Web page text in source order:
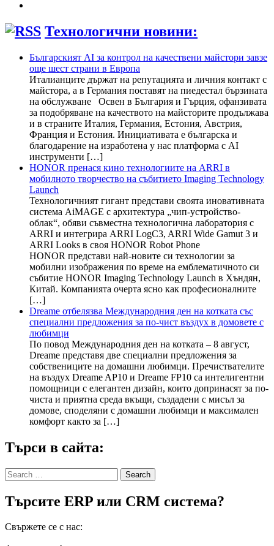
Технологични новини:
Българският AI за контрол на качествени майстори завзе
още шест страни в Европа
Италианците държат на репутацията и личния контакт с
майстора, а в Германия поставят на пиедестал бързината
на обслужване Освен в България и Гърция, офанзивата
за подобряване на качеството на майсторите продължава
и в страните Италия, Германия, Естония, Австрия,
Франция и Естония. Инициативата е българска и
благодарение на изработена у нас платформа с AI
инструменти […]
HONOR пренася кино технологиите на ARRI в
мобилното творчество на събитието Imaging Technology
Launch
Технологичният гигант представи своята иновативната
система AiMAGE с архитектура „чип-устройство-
облак“, обяви съвместна технологична лаборатория с
ARRI и интегрира ARRI LogC3, ARRI Wide Gamut 3 и
ARRI Looks в своя HONOR Robot Phone
HONOR представи най-новите си технологии за
мобилни изображения по време на емблематичното си
събитие HONOR Imaging Technology Launch в Хъндян,
Китай. Компанията очерта ясно как професионалните
[…]
Dreame отбелязва Международния ден на котката със
специални предложения за по-чист въздух в домовете с
любимци
По повод Международния ден на котката – 8 август,
Dreame представя две специални предложения за
собствениците на домашни любимци. Пречиствателите
на въздух Dreame AP10 и Dreame FP10 са интелигентни
помощници с елегантен дизайн, които допринасят за по-
чиста и приятна среда вкъщи, създадени с мисъл за
домове, споделяни с домашни любимци и максимален
комфорт както за […]
Търси в сайта:
Search
for:
Търсите ERP или CRM система?
Свържете се с нас: